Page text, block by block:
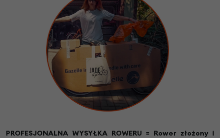
PROFESJONALNA WYSYŁKA ROWERU = Rower złożony i